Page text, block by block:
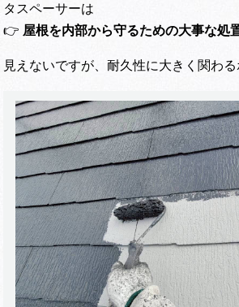
タスペーサーは
👉 屋根を内部から守るための大事な処
見えないですが、耐久性に大きく関わる